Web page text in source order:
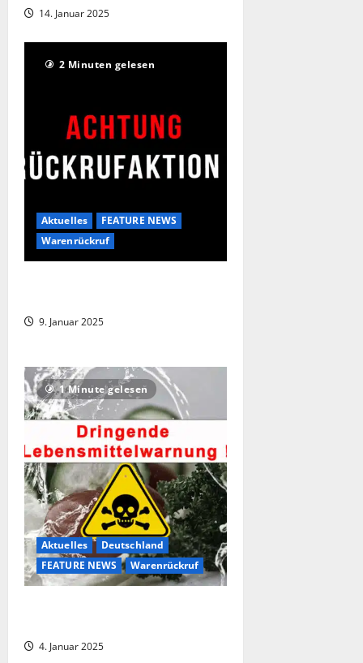
14. Januar 2025
2 Minuten gelesen
Aktuelles
FEATURE NEWS
Warenrückruf
9. Januar 2025
1 Minute gelesen
Aktuelles
Deutschland
FEATURE NEWS
Warenrückruf
4. Januar 2025